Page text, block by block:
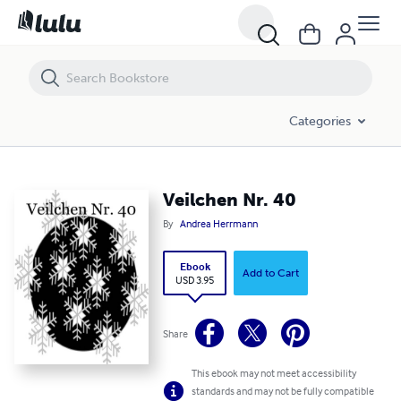
Categories
Veilchen Nr. 40
By Andrea Herrmann
Ebook
USD 3.95
Add to Cart
Share
This ebook may not meet accessibility
standards and may not be fully compatible
Veilchen Nr. 40